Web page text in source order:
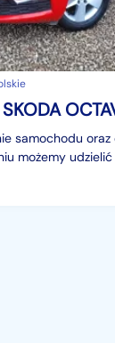
samochodu oraz
możemy udzielić